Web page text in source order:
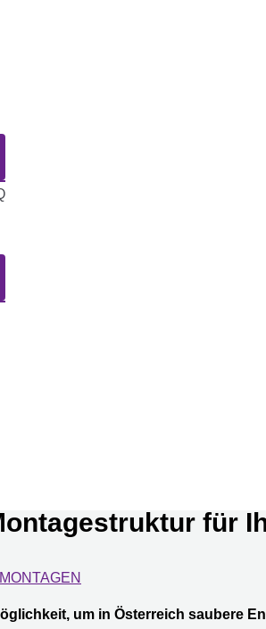
für
um in Österreich saubere